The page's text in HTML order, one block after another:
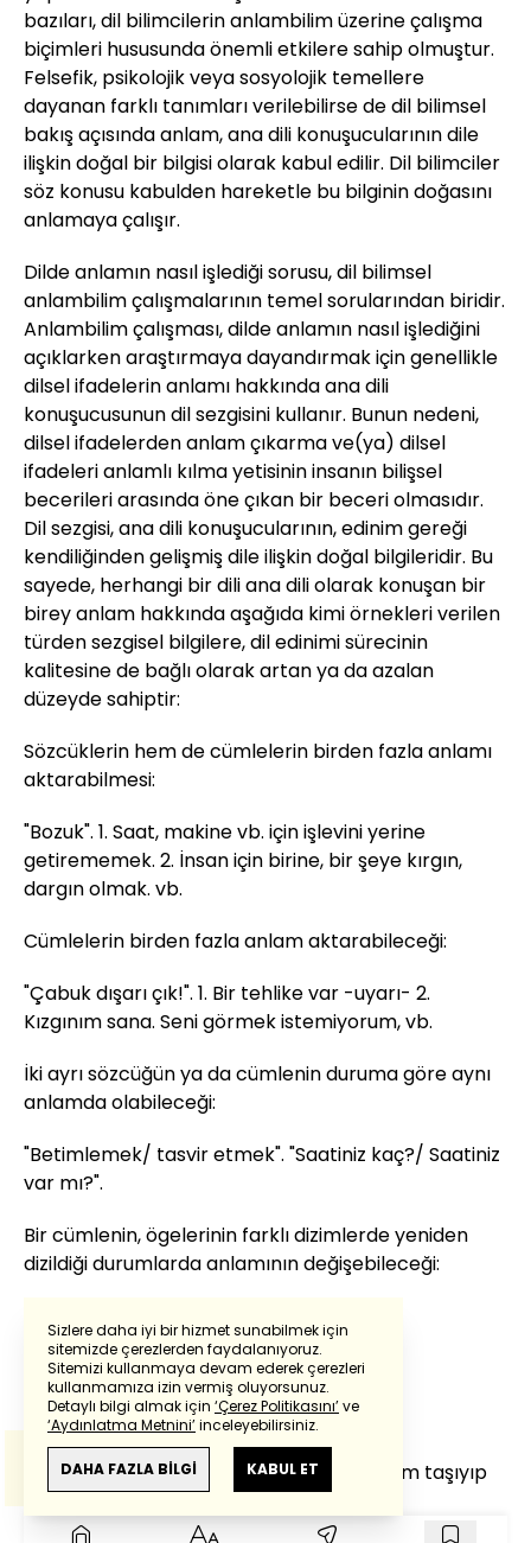
bazıları, dil bilimcilerin anlambilim üzerine çalışma
biçimleri hususunda önemli etkilere sahip olmuştur.
Felsefik, psikolojik veya sosyolojik temellere
dayanan farklı tanımları verilebilirse de dil bilimsel
bakış açısında anlam, ana dili konuşucularının dile
ilişkin doğal bir bilgisi olarak kabul edilir. Dil bilimciler
söz konusu kabulden hareketle bu bilginin doğasını
anlamaya çalışır.
Dilde anlamın nasıl işlediği sorusu, dil bilimsel
anlambilim çalışmalarının temel sorularından biridir.
Anlambilim çalışması, dilde anlamın nasıl işlediğini
açıklarken araştırmaya dayandırmak için genellikle
dilsel ifadelerin anlamı hakkında ana dili
konuşucusunun dil sezgisini kullanır. Bunun nedeni,
dilsel ifadelerden anlam çıkarma ve(ya) dilsel
ifadeleri anlamlı kılma yetisinin insanın bilişsel
becerileri arasında öne çıkan bir beceri olmasıdır.
Dil sezgisi, ana dili konuşucularının, edinim gereği
kendiliğinden gelişmiş dile ilişkin doğal bilgileridir. Bu
sayede, herhangi bir dili ana dili olarak konuşan bir
birey anlam hakkında aşağıda kimi örnekleri verilen
türden sezgisel bilgilere, dil edinimi sürecinin
kalitesine de bağlı olarak artan ya da azalan
düzeyde sahiptir:
Sözcüklerin hem de cümlelerin birden fazla anlamı
aktarabilmesi:
"Bozuk". 1. Saat, makine vb. için işlevini yerine
getirememek. 2. İnsan için birine, bir şeye kırgın,
dargın olmak. vb.
Cümlelerin birden fazla anlam aktarabileceği:
"Çabuk dışarı çık!". 1. Bir tehlike var -uyarı- 2.
Kızgınım sana. Seni görmek istemiyorum, vb.
İki ayrı sözcüğün ya da cümlenin duruma göre aynı
anlamda olabileceği:
"Betimlemek/ tasvir etmek". "Saatiniz kaç?/ Saatiniz
var mı?".
Bir cümlenin, ögelerinin farklı dizimlerde yeniden
dizildiği durumlarda anlamının değişebileceği:
Dildeki karşıt anlamlılık ilişkilerini:
Uzun/kısa; çalışkan/tembel vb.
Sözcüklerin ve cümlelerin aktarmalı anlam taşıyıp
taşımadığı:
Sizlere daha iyi bir hizmet sunabilmek için
sitemizde çerezlerden faydalanıyoruz.
Sitemizi kullanmaya devam ederek çerezleri
kullanmamıza izin vermiş oluyorsunuz.
Detaylı bilgi almak için ‘Çerez Politikasını’ve
‘Aydınlatma Metnini’inceleyebilirsiniz.
DAHA FAZLA BİLGİ KABUL ET
Powered by Translate
Bu çevirideGoogle Transletekullanılmıştır.
Anlam ve çeviri hatalarından
haberturk.com
sorumlu değildir.